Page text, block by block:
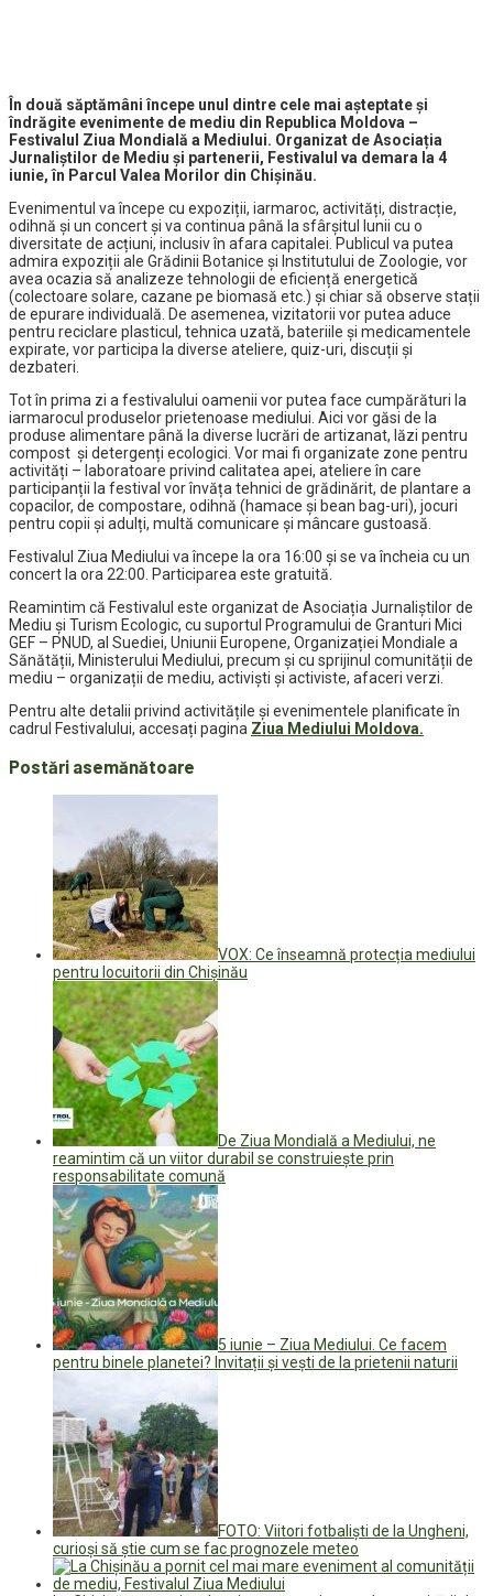
În două săptămâni începe unul dintre cele mai așteptate și
îndrăgite evenimente de mediu din Republica Moldova –
Festivalul Ziua Mondială a Mediului. Organizat de Asociația
Jurnaliștilor de Mediu și partenerii, Festivalul va demara la 4
iunie, în Parcul Valea Morilor din Chișinău.
Evenimentul va începe cu expoziții, iarmaroc, activități, distracție,
odihnă și un concert și va continua până la sfârșitul lunii cu o
diversitate de acțiuni, inclusiv în afara capitalei. Publicul va putea
admira expoziții ale Grădinii Botanice și Institutului de Zoologie, vor
avea ocazia să analizeze tehnologii de eficiență energetică
(colectoare solare, cazane pe biomasă etc.) și chiar să observe stații
de epurare individuală. De asemenea, vizitatorii vor putea aduce
pentru reciclare plasticul, tehnica uzată, bateriile și medicamentele
expirate, vor participa la diverse ateliere, quiz-uri, discuții și
dezbateri.
Tot în prima zi a festivalului oamenii vor putea face cumpărături la
iarmarocul produselor prietenoase mediului. Aici vor găsi de la
produse alimentare până la diverse lucrări de artizanat, lăzi pentru
compost și detergenți ecologici. Vor mai fi organizate zone pentru
activități – laboratoare privind calitatea apei, ateliere în care
participanții la festival vor învăța tehnici de grădinărit, de plantare a
copacilor, de compostare, odihnă (hamace și bean bag-uri), jocuri
pentru copii şi adulți, multă comunicare și mâncare gustoasă.
Festivalul Ziua Mediului va începe la ora 16:00 și se va încheia cu un
concert la ora 22:00. Participarea este gratuită.
Reamintim că Festivalul este organizat de Asociația Jurnaliștilor de
Mediu și Turism Ecologic, cu suportul Programului de Granturi Mici
GEF – PNUD, al Suediei, Uniunii Europene, Organizației Mondiale a
Sănătății, Ministerului Mediului, precum și cu sprijinul comunității de
mediu – organizații de mediu, activiști și activiste, afaceri verzi.
Pentru alte detalii privind activitățile și evenimentele planificate în
cadrul Festivalului, accesați pagina Ziua Mediului Moldova.
Postări asemănătoare
VOX: Ce înseamnă protecția mediului
pentru locuitorii din Chișinău
De Ziua Mondială a Mediului, ne
reamintim că un viitor durabil se construiește prin
responsabilitate comună
5 iunie – Ziua Mediului. Ce facem
pentru binele planetei? Invitații și vești de la prietenii naturii
FOTO: Viitori fotbaliști de la Ungheni,
curioși să știe cum se fac prognozele meteo